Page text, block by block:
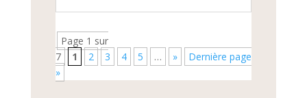
Page 1 sur
7
1 2 3 4 5 … »
Dernière page
»